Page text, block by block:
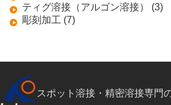
ティグ溶接（アルゴン溶接） (3)
彫刻加工 (7)
スポット溶接・精密溶接専門